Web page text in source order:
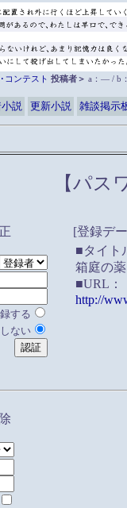
コンテスト 投稿者＞ a：― / b
説 更新小説 雑談掲示
【パス
する
ない
[登録デ
■タイト
箱庭の
■URL：
http://